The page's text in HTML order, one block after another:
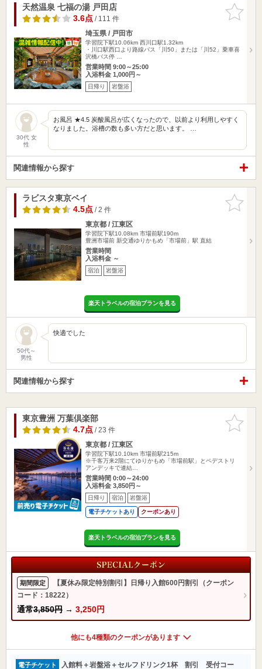
お気に入
りに追加
天然温泉 七福の湯 戸田店
3.6点/ 111 件
埼玉県 / 戸田市
学習院下駅10.06km 西川口駅1.32km
・川口駅西口より路線バス「川50」または「川52」乗車喜
沢橋バス停 …
営業時間 9:00～25:00
入浴料金 1,000円～
日帰り 岩盤浴
30代 女
性
お風呂 ★4.5 炭酸風呂が広くなったので、以前より利用しやすく
なりました。浴槽の数も多い方だと思います。 …
関連情報から探す
お気に入
りに追加
ラビスタ東京ベイ
4.5点/ 2 件
東京都 / 江東区
学習院下駅10.08km 市場前駅190m
豊洲市場前 新交通ゆりかもめ「市場前」駅 直結
営業時間
入浴料金 ～
宿泊 岩盤浴
楽天トラベルの宿泊プランを見る
50代～
男性
快適でした
関連情報から探す
お気に入
りに追加
東京豊洲 万葉倶楽部
4.7点/ 23 件
東京都 / 江東区
学習院下駅10.10km 市場前駅215m
※千客万来2階にてゆりかもめ「市場前駅」とペデストリ
アンデッキで連結…
営業時間 0:00～24:00
入浴料金 3,850円～
日帰り 宿泊 岩盤浴
電子チケットあり クーポンあり
楽天トラベルの宿泊プランを見る
期間限定
【夏休み限定特別割引】日帰り入館600円割引（クーポン
コード：18222）
通常3,850円 → 3,250円
他にも4種類のクーポンがあります
電子チケット 入館料＋岩盤浴＋セルフドリンク1杯 割引 受付コー